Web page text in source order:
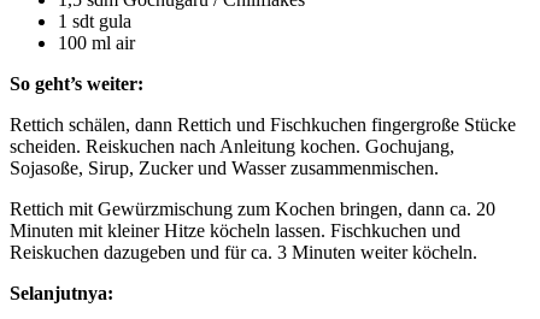
1 sdt gula
100 ml air
So geht’s weiter:
Rettich schälen, dann Rettich und Fischkuchen fingergroße Stücke
scheiden. Reiskuchen nach Anleitung kochen. Gochujang,
Sojasoße, Sirup, Zucker und Wasser zusammenmischen.
Rettich mit Gewürzmischung zum Kochen bringen, dann ca. 20
Minuten mit kleiner Hitze köcheln lassen. Fischkuchen und
Reiskuchen dazugeben und für ca. 3 Minuten weiter köcheln.
Selanjutnya: